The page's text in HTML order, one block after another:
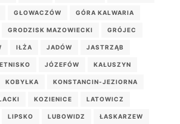
GŁOWACZÓW GÓRA KALWARIA
GRODZISK MAZOWIECKI GRÓJEC
IŁŻA JADÓW JASTRZĄB
JÓZEFÓW KAŁUSZYN
KOBYŁKA KONSTANCIN-JEZIORNA
KOZIENICE LATOWICZ
LIPSKO LUBOWIDZ ŁASKARZEW